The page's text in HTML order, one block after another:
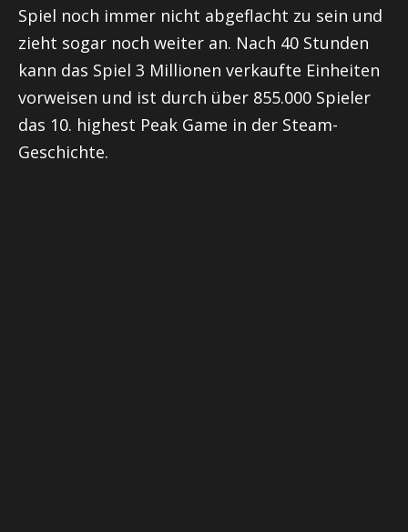
Spiel noch immer nicht abgeflacht zu sein und
zieht sogar noch weiter an. Nach 40 Stunden
kann das Spiel 3 Millionen verkaufte Einheiten
vorweisen und ist durch über 855.000 Spieler
das 10. highest Peak Game in der Steam-
Geschichte.